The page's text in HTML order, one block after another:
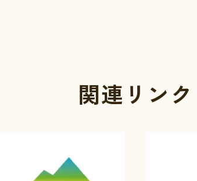
関連リンク